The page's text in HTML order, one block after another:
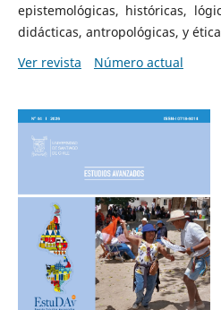
epistemológicas, históricas,
didácticas, antropológicas, y
Ver revista
Número actual